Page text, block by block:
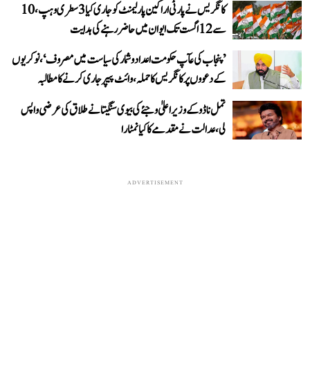
کانگریس نے پارٹی اراکین پارلیمنٹ کو جاری کیا 3 سطری وہپ، 10
سے 12 اگست تک ایوان میں حاضر رہنے کی ہدایت
’پنجاب کی عآپ حکومت اعداد و شمار کی سیاست میں مصروف‘، نوکریوں
کے دعووں پر کانگریس کا حملہ، وائٹ پیپر جاری کرنے کا مطالبہ
تمل ناڈو کے وزیر اعلیٰ وجئے کی بیوی سنگیتا نے طلاق کی عرضی واپس
لی، عدالت نے مقدمے کا کیا نمٹارا
ADVERTISEMENT